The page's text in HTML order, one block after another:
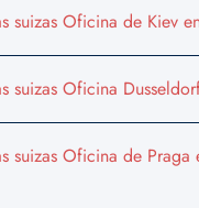
suizas Oficina de Kiev
suizas Oficina
suizas Oficina de Praga